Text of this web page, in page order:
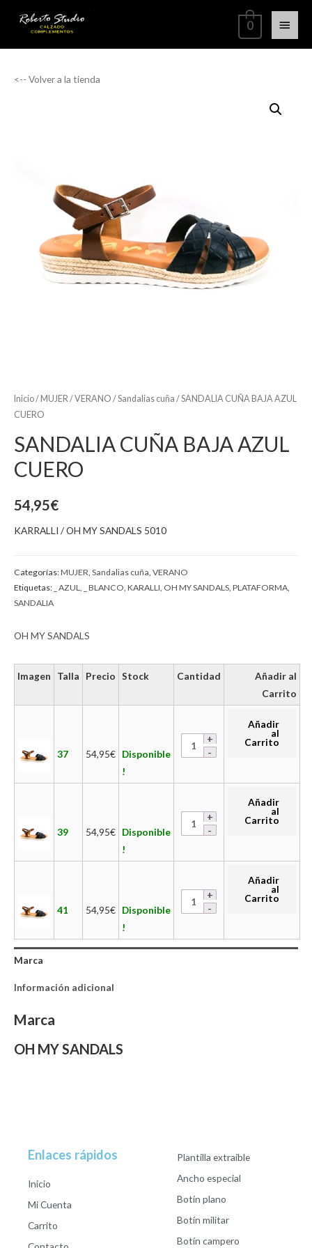
0
<-- Volver a la tienda
Inicio/ MUJER /VERANO /Sandalias cuña / SANDALIA CUÑA BAJA AZUL
CUERO
SANDALIA CUÑA BAJA AZUL
CUERO
54,95€
KARRALLI / OH MY SANDALS 5010
Categorías:MUJER Sandalias cuña VERANO
Etiquetas: _ AZUL _ BLANCO KARALLI OH MY SANDALS PLATAFORMA
SANDALIA
OH MY SANDALS
Imagen Talla Precio Stock Cantidad
Añadir al
Carrito
37 54,95€ Disponible
!
Añadir
al
Carrito
39 54,95€ Disponible
!
Añadir
al
Carrito
41 54,95€ Disponible
!
Añadir
al
Carrito
Marca
Información adicional
Marca
OH MY SANDALS
Enlaces rápidos
Inicio
Mi Cuenta
Carrito
Plantilla extraible
Ancho especial
Botín plano
Botín militar
Botín campero